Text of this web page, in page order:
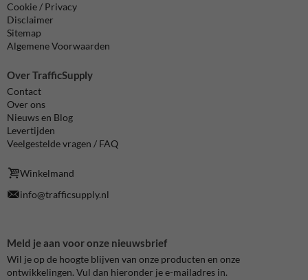
Cookie / Privacy
Disclaimer
Sitemap
Algemene Voorwaarden
Over TrafficSupply
Contact
Over ons
Nieuws en Blog
Levertijden
Veelgestelde vragen / FAQ
Winkelmand
info@trafficsupply.nl
Meld je aan voor onze nieuwsbrief
Wil je op de hoogte blijven van onze producten en onze
ontwikkelingen. Vul dan hieronder je e-mailadres in.